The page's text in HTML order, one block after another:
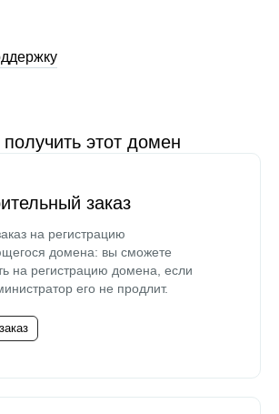
получить этот домен
заказ
на регистрацию
домена: вы сможете
на регистрацию домена, если
его не продлит.